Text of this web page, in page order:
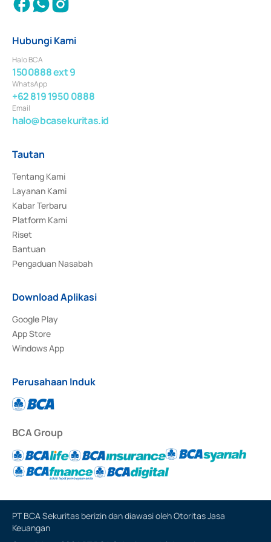
Hubungi Kami
Halo BCA
1500888 ext 9
WhatsApp
+62 819 1950 0888
Email
halo@bcasekuritas.id
Tautan
Tentang Kami
Layanan Kami
Kabar Terbaru
Platform Kami
Riset
Bantuan
Pengaduan Nasabah
Download Aplikasi
Google Play
App Store
Windows App
Perusahaan Induk
BCA Group
PT BCA Sekuritas berizin dan diawasi oleh Otoritas Jasa
Keuangan